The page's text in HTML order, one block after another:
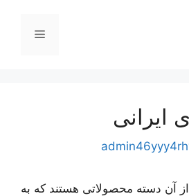
فهرست
ایرانی
از آن دسته محصولاتی هستند که به